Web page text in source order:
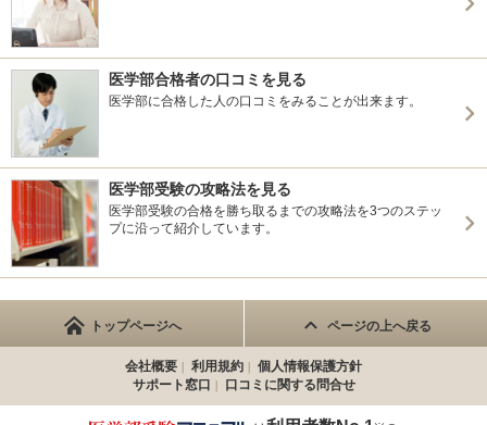
医学部合格者の口コミを見る
医学部に合格した人の口コミをみることが出来ます。
医学部受験の攻略法を見る
医学部受験の合格を勝ち取るまでの攻略法を3つのステッ
プに沿って紹介しています。
トップページへ ページの上へ戻る
会社概要 利用規約
個人情報保護方針
サポート窓口
口コミに関する問合せ